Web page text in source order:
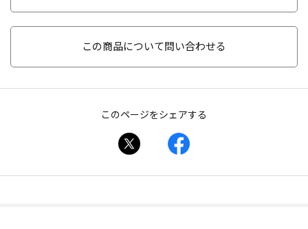
この商品について問い合わせる
このページをシェアする